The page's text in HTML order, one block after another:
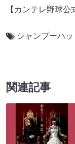
【カンテレ野球公
シャンプーハッ
関連記事